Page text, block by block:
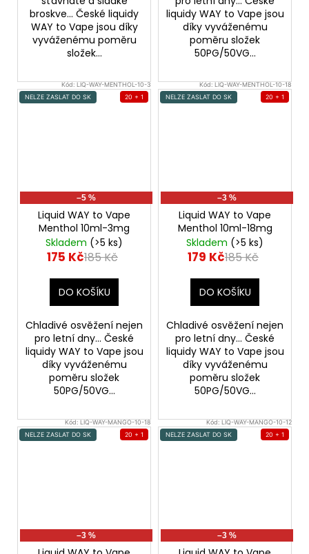
broskve... České liquidy
WAY to Vape jsou díky
vyváženému poměru
složek...
liquidy WAY to Vape jsou
díky vyváženému
poměru složek
50PG/50VG...
Kód:LIQ-WAY-MENTHOL-10-3
NELZE ZASLAT DO SK
–5 %
20 + 1
Liquid WAY to Vape
Menthol 10ml-3mg
Skladem (>5 ks)
175 Kč185 Kč
DO KOŠÍKU
Chladivé osvěžení nejen
pro letní dny... České
liquidy WAY to Vape jsou
díky vyváženému
poměru složek
50PG/50VG...
Kód:LIQ-WAY-MENTHOL-10-18
NELZE ZASLAT DO SK
–3 %
20 + 1
Liquid WAY to Vape
Menthol 10ml-18mg
Skladem (>5 ks)
179 Kč185 Kč
DO KOŠÍKU
Chladivé osvěžení nejen
pro letní dny... České
liquidy WAY to Vape jsou
díky vyváženému
poměru složek
50PG/50VG...
Kód:LIQ-WAY-MANGO-10-18
NELZE ZASLAT DO SK
–3 %
20 + 1
Kód:LIQ-WAY-MANGO-10-12
NELZE ZASLAT DO SK
–3 %
20 + 1